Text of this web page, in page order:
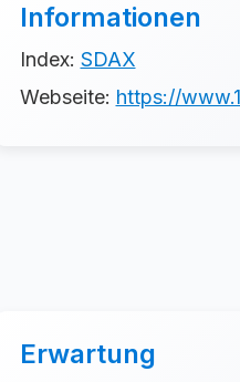
Informationen
Index: SDAX
Webseite: https://
Erwartung